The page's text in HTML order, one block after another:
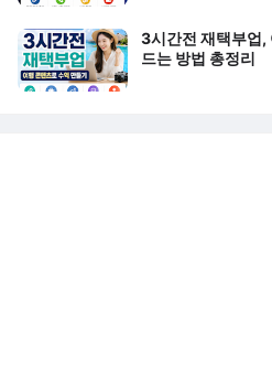
3시간전 재택부업,
드는 방법 총정리